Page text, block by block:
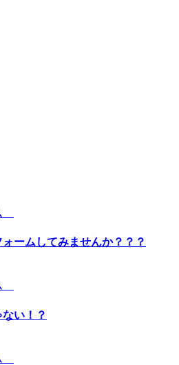
ームしてみませんか？？？
い！？